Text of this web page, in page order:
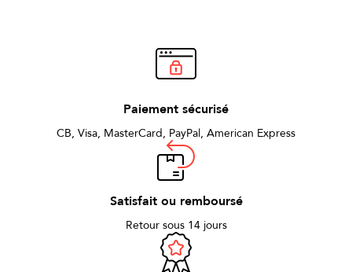
Paiement sécurisé
CB, Visa, MasterCard, PayPal, American Express
Satisfait ou remboursé
Retour sous 14 jours